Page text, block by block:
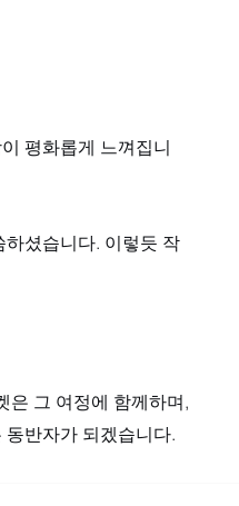
평화롭게 느껴집니
하셨습니다. 이렇듯 작
은 그 여정에 함께하며,
반자가 되겠습니다.